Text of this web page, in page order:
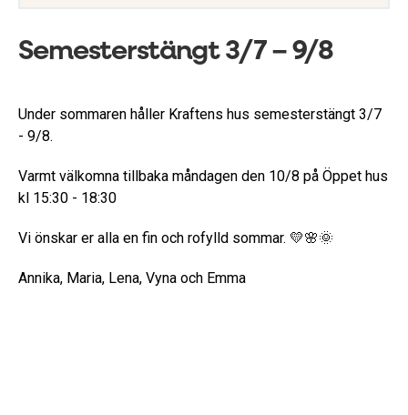
Semesterstängt 3/7 – 9/8
Under sommaren håller Kraftens hus semesterstängt 3/7
- 9/8.
Varmt välkomna tillbaka måndagen den 10/8 på Öppet hus
kl 15:30 - 18:30
Vi önskar er alla en fin och rofylld sommar. 💛🌸🌞
Annika, Maria, Lena, Vyna och Emma